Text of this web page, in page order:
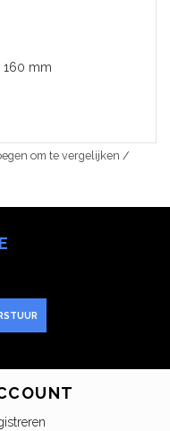
160 mm
om te vergelijken /